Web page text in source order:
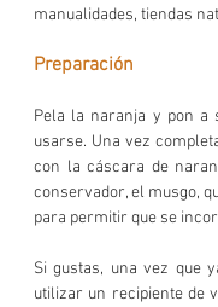
manualidades, tiendas
Preparación
Pela la naranja y pon a
usarse. Una vez
con la cáscara de
conservador, el musgo,
para permitir que se
Si gustas, una vez que
utilizar un recipiente de